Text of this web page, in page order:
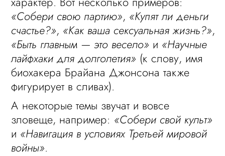
«Собери свою партию», «Купят ли деньги
счастье?», «Как ваша сексуальная жизнь?»,
«Быть главным — это весело» и «Научные
лайфхаки для долголетия» (к слову, имя
биохакера Брайана Джонсона также
фигурирует в сливах).
А некоторые темы звучат и вовсе
зловеще, например: «Собери свой культ»
и «Навигация в условиях Третьей мировой
войны».